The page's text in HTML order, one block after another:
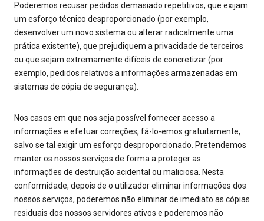
Poderemos recusar pedidos demasiado repetitivos, que exijam
um esforço técnico desproporcionado (por exemplo,
desenvolver um novo sistema ou alterar radicalmente uma
prática existente), que prejudiquem a privacidade de terceiros
ou que sejam extremamente difíceis de concretizar (por
exemplo, pedidos relativos a informações armazenadas em
sistemas de cópia de segurança).
Nos casos em que nos seja possível fornecer acesso a
informações e efetuar correções, fá-lo-emos gratuitamente,
salvo se tal exigir um esforço desproporcionado. Pretendemos
manter os nossos serviços de forma a proteger as
informações de destruição acidental ou maliciosa. Nesta
conformidade, depois de o utilizador eliminar informações dos
nossos serviços, poderemos não eliminar de imediato as cópias
residuais dos nossos servidores ativos e poderemos não